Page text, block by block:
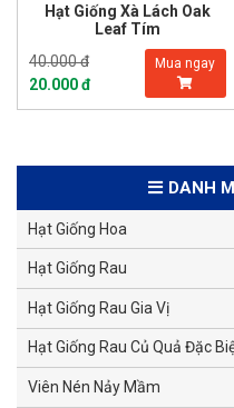
Hạt Giống Xà Lách Oak
Leaf Tím
40.000 đ
20.000 đ
Mua ngay
DANH
Hạt Giống Hoa
Hạt Giống Rau
Hạt Giống Rau Gia Vị
Hạt Giống Rau Củ Quả Đặc
Viên Nén Nảy Mầm